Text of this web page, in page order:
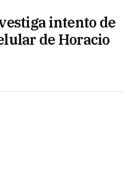
intento de
de Horacio